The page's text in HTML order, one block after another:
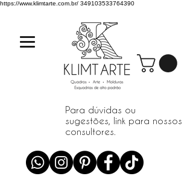
https://www.klimtarte.com.br/ 349103533764390
Para dúvidas ou
sugestões, link para nossos
consultores.